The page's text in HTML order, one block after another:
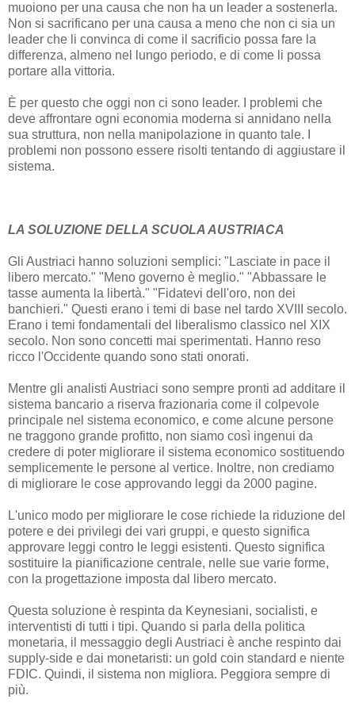
muoiono per una causa che non ha un leader a sostenerla.
Non si sacrificano per una causa a meno che non ci sia un
leader che li convinca di come il sacrificio possa fare la
differenza, almeno nel lungo periodo, e di come li possa
portare alla vittoria.
È per questo che oggi non ci sono leader. I problemi che
deve affrontare ogni economia moderna si annidano nella
sua struttura, non nella manipolazione in quanto tale. I
problemi non possono essere risolti tentando di aggiustare il
sistema.
LA SOLUZIONE DELLA SCUOLA AUSTRIACA
Gli Austriaci hanno soluzioni semplici: "Lasciate in pace il
libero mercato." "Meno governo è meglio." "Abbassare le
tasse aumenta la libertà." "Fidatevi dell'oro, non dei
banchieri." Questi erano i temi di base nel tardo XVIII secolo.
Erano i temi fondamentali del liberalismo classico nel XIX
secolo. Non sono concetti mai sperimentati. Hanno reso
ricco l'Occidente quando sono stati onorati.
Mentre gli analisti Austriaci sono sempre pronti ad additare il
sistema bancario a riserva frazionaria come il colpevole
principale nel sistema economico, e come alcune persone
ne traggono grande profitto, non siamo così ingenui da
credere di poter migliorare il sistema economico sostituendo
semplicemente le persone al vertice. Inoltre, non crediamo
di migliorare le cose approvando leggi da 2000 pagine.
L'unico modo per migliorare le cose richiede la riduzione del
potere e dei privilegi dei vari gruppi, e questo significa
approvare leggi contro le leggi esistenti. Questo significa
sostituire la pianificazione centrale, nelle sue varie forme,
con la progettazione imposta dal libero mercato.
Questa soluzione è respinta da Keynesiani, socialisti, e
interventisti di tutti i tipi. Quando si parla della politica
monetaria, il messaggio degli Austriaci è anche respinto dai
supply-side e dai monetaristi: un gold coin standard e niente
FDIC. Quindi, il sistema non migliora. Peggiora sempre di
più.